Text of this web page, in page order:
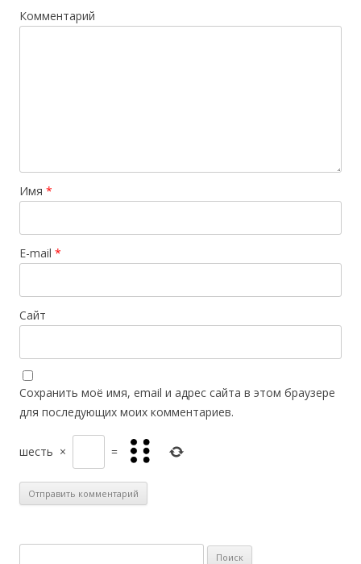
Комментарий
Имя *
E-mail *
Сайт
Сохранить моё имя, email и адрес сайта в этом браузере
для последующих моих комментариев.
шесть × =